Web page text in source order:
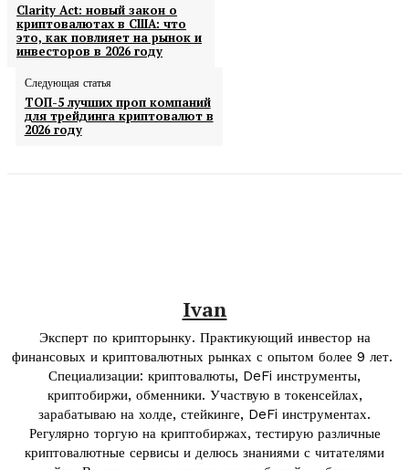
Clarity Act: новый закон о
криптовалютах в США: что
это, как повлияет на рынок и
инвесторов в 2026 году
Следующая статья
ТОП-5 лучших проп компаний
для трейдинга криптовалют в
2026 году
Ivan
Эксперт по крипторынку. Практикующий инвестор на
финансовых и криптовалютных рынках с опытом более 9 лет.
Специализации: криптовалюты, DeFi инструменты,
криптобиржи, обменники. Участвую в токенсейлах,
зарабатываю на холде, стейкинге, DeFi инструментах.
Регулярно торгую на криптобиржах, тестирую различные
криптовалютные сервисы и делюсь знаниями с читателями